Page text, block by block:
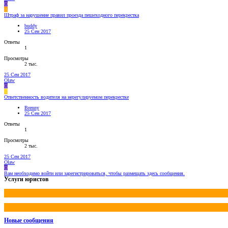
O
B
Штраф за нарушение правил проезда пешеходного перекрестка
buddy
25 Сен 2017
Ответы
1
Просмотры
2 тыс.
25 Сен 2017
Olaw
O
B
Ответственность водителя на нерегулируемом перекрестке
Brenny
25 Сен 2017
Ответы
1
Просмотры
2 тыс.
25 Сен 2017
Olaw
O
Вам необходимо войти или зарегистрироваться, чтобы размещать здесь сообщения.
Услуги юристов
Новые сообщения